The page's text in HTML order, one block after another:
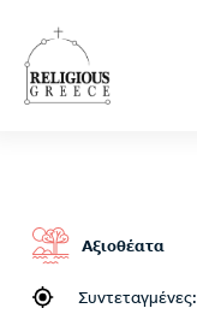
προς
κυρίως
περιεχόμενο
Αξιοθέατα
Συντεταγμένες: